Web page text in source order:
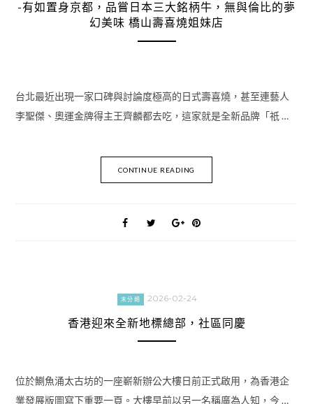
-有如置身京都，品嘗日本三大銘柄牛，無與倫比的夢
幻美味 橋山壽喜燒姐妹店
台北最近出現一家口碑與討論度極高的日式壽喜燒，甚至連藝人
李聖傑、奧運金牌得主王齊麟都去吃，這家就是全新品牌「祇 …
CONTINUE READING
未分類 2026-02-24
香港迎來全新地標總部，社區同慶
位於鰂魚涌太古坊的一座嶄新辦公大樓日前正式啟用，為香港企
業發展版圖寫下重要一頁。大樓早前以另一名稱廣為人知，今 …